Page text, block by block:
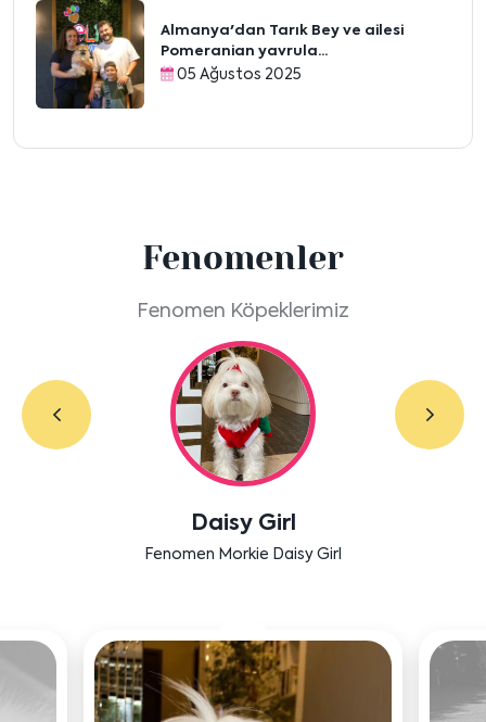
Almanya'dan Tarık Bey ve ailesi
Pomeranian yavrula...
05 Ağustos 2025
Fenomenler
Fenomen Köpeklerimiz
Labradoodle Bruno
Bensu Soral'ın dostu Bruno